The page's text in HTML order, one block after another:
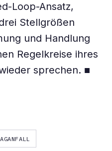
Loop-Ansatz,
Stellgrößen
und Handlung
Regelkreise ihres
sprechen. ■